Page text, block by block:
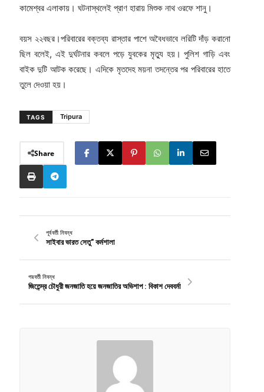
কামেশ্বর এলাকায়। ঘটনাস্থলেই প্রাণ হারায় মিশুক নাথ ওরফে শানু।
বয়স ২২বছর।পরিবারের বক্তব্য রাস্তার পাশে অবৈধভাবে লরিটি দাঁড় করানো
ছিল বলেই, এই দুর্ঘটনার কবলে পড়ে যুবকের মৃত্যু হয়। পুলিশ গাড়ি এবং
বাইক দুটি আটক করেছে। এদিকে মৃতদেহ ময়না তদন্তের পর পরিবারের হাতে
তুলে দেওয়া হয়।
TAGS Tripura
Share
পূর্ববর্তী নিবন্ধ
সাইবার ভারত সেতু" কর্মশালা
পরবর্তী নিবন্ধ
জিতেন্দ্র চৌধুরী জনজাতি হয়ে জনজাতির অভিশাপ : বিকাশ দেববর্মা